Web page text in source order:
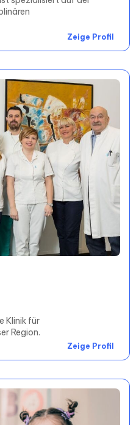
Zeige Profil
Klinik für
Region.
Zeige Profil